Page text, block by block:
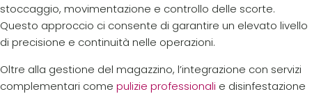
stoccaggio, movimentazione e controllo delle scorte.
Questo approccio ci consente di garantire un elevato livello
di precisione e continuità nelle operazioni.
Oltre alla gestione del magazzino, l’integrazione con servizi
complementari come pulizie professionali e disinfestazione